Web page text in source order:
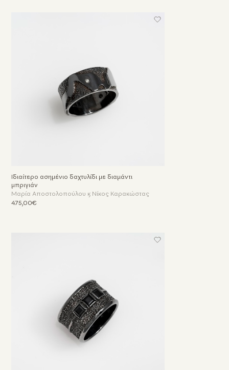
Ιδιαίτερο ασημένιο δαχτυλίδι με διαμάντι
μπριγιάν
Μαρία Αποστολοπούλου & Νίκος Καρακώστας
475,00€